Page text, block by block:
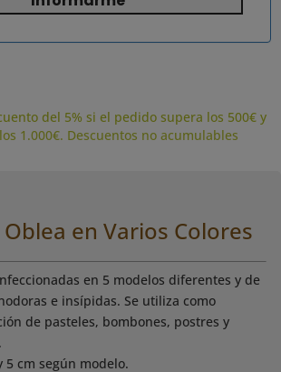
del 5% si el pedido supera los 500€ y
1.000€. Descuentos no acumulables
en Varios Colores
en 5 modelos diferentes y de
e insípidas. Se utiliza como
de pasteles, bombones, postres y
5 cm según modelo.